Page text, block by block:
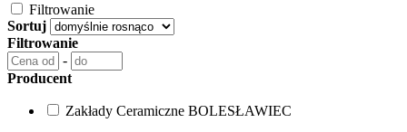
Filtrowanie
Sortuj
Filtrowanie
-
Producent
Zakłady Ceramiczne BOLESŁAWIEC